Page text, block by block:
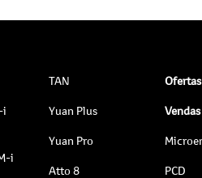
i
i
TAN
Yuan Plus
Yuan Pro
Atto 8
PCD